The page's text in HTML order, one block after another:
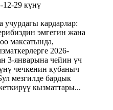
12-29 күнү
кардарлар:
эмгегин жана
максатында,
2026-
3-январына чейин үч
чечкенин кубаныч
мезгилде бардык
кызматтары...